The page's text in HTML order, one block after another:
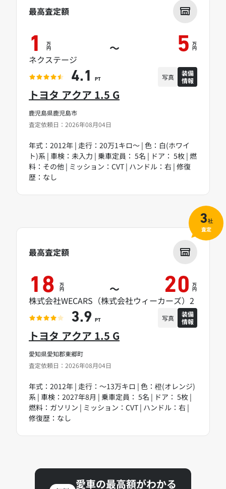
鹿児島県鹿児島市
査定依頼日：2026年08月04日
トヨタ アクア 1.5 G
年式：2012年 | 走行：20万1キロ～ | 色：白(ホワイ
ト)系 | 車検：未入力 | 乗車定員： 5名 | ドア： 5枚 | 燃
料：その他 | ミッション：CVT | ハンドル：右 | 修復
歴：なし
最高査定額
1 万
円 ～ 5 万
円
ネクステージ
4.1 PT 写真
装備
情報
愛知県愛知郡東郷町
査定依頼日：2026年08月04日
トヨタ アクア 1.5 G
年式：2012年 | 走行：～13万キロ | 色：橙(オレンジ)
系 | 車検：2027年8月 | 乗車定員： 5名 | ドア： 5枚 |
燃料：ガソリン | ミッション：CVT | ハンドル：右 |
修復歴：なし
最高査定額
18 万
円 ～ 20 万
円
株式会社WECARS（株式会社ウィーカーズ）2
3.9 PT 写真
装備
情報
3社
査定
愛車の最高額がわかる